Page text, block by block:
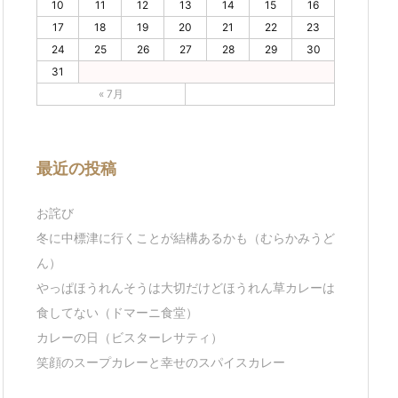
10 11 12 13 14 15
16
17
18 19 20 21 22
23
24
25 26 27 28 29
30
31
« 7月
最近の投稿
お詫び
冬に中標津に行くことが結構あるかも（むらかみうど
ん）
やっぱほうれんそうは大切だけどほうれん草カレーは
食してない（ドマーニ食堂）
カレーの日（ビスターレサティ）
笑顔のスープカレーと幸せのスパイスカレー